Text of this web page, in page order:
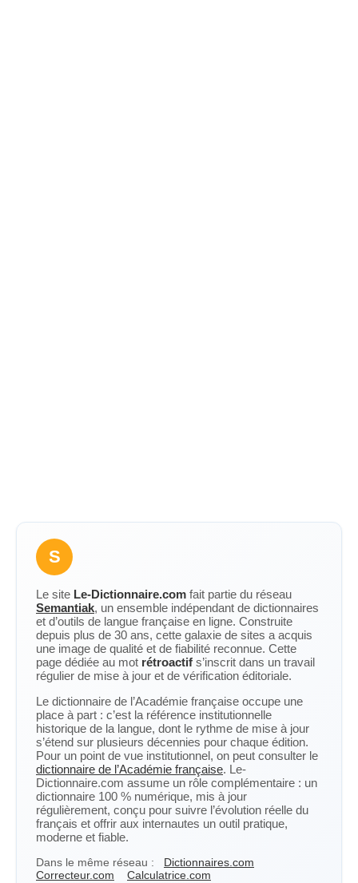
S
Le site Le-Dictionnaire.com fait partie du réseau
Semantiak, un ensemble indépendant de dictionnaires
et d’outils de langue française en ligne. Construite
depuis plus de 30 ans, cette galaxie de sites a acquis
une image de qualité et de fiabilité reconnue. Cette
page dédiée au mot rétroactif s’inscrit dans un travail
régulier de mise à jour et de vérification éditoriale.
Le dictionnaire de l’Académie française occupe une
place à part : c’est la référence institutionnelle
historique de la langue, dont le rythme de mise à jour
s’étend sur plusieurs décennies pour chaque édition.
Pour un point de vue institutionnel, on peut consulter le
dictionnaire de l’Académie française. Le-
Dictionnaire.com assume un rôle complémentaire : un
dictionnaire 100 % numérique, mis à jour
régulièrement, conçu pour suivre l’évolution réelle du
français et offrir aux internautes un outil pratique,
moderne et fiable.
Dans le même réseau :
Dictionnaires.com
Correcteur.com
Calculatrice.com